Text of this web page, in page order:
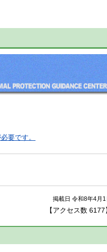
要です。
掲載日 令和8年4月
【アクセス数 6177